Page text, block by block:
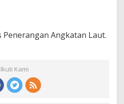
Angkatan Laut.
Ikuti Kami